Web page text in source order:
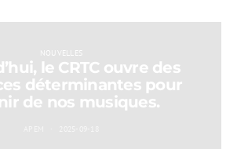
NOUVELLES
le CRTC ouvre des
déterminantes pour
de nos musiques.